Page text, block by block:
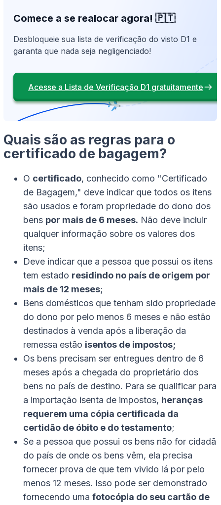
Comece a se realocar agora! 🇵🇹
Desbloqueie sua lista de verificação do visto D1 e
garanta que nada seja negligenciado!
Acesse a Lista de Verificação D1 gratuitamente
Quais são as regras para o
certificado de bagagem?
O certificado, conhecido como "Certificado
de Bagagem," deve indicar que todos os itens
são usados e foram propriedade do dono dos
bens por mais de 6 meses. Não deve incluir
qualquer informação sobre os valores dos
itens;
Deve indicar que a pessoa que possui os itens
tem estado residindo no país de origem por
mais de 12 meses;
Bens domésticos que tenham sido propriedade
do dono por pelo menos 6 meses e não estão
destinados à venda após a liberação da
remessa estão isentos de impostos;
Os bens precisam ser entregues dentro de 6
meses após a chegada do proprietário dos
bens no país de destino. Para se qualificar para
a importação isenta de impostos, heranças
requerem uma cópia certificada da
certidão de óbito e do testamento;
Se a pessoa que possui os bens não for cidadã
do país de onde os bens vêm, ela precisa
fornecer prova de que tem vivido lá por pelo
menos 12 meses. Isso pode ser demonstrado
fornecendo uma fotocópia do seu cartão de